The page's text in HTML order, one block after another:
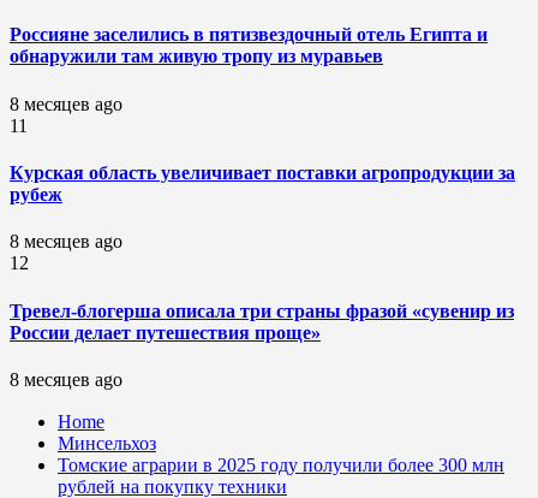
Россияне заселились в пятизвездочный отель Египта и
обнаружили там живую тропу из муравьев
8 месяцев ago
11
Курская область увеличивает поставки агропродукции за
рубеж
8 месяцев ago
12
Тревел-блогерша описала три страны фразой «сувенир из
России делает путешествия проще»
8 месяцев ago
Home
Минсельхоз
Томские аграрии в 2025 году получили более 300 млн
рублей на покупку техники